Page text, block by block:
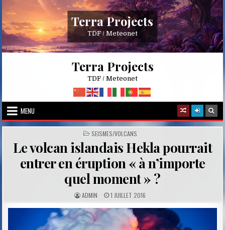
content
Terra Projects
TDF / Meteonet
Terra Projects
TDF / Meteonet
MENU
POSTED
IN
SEISMES/VOLCANS
Le volcan islandais Hekla pourrait
entrer en éruption « à n’importe
quel moment » ?
A
U
T
H
O
R
ADMIN P
U
B
L
1 JUILLET 2016